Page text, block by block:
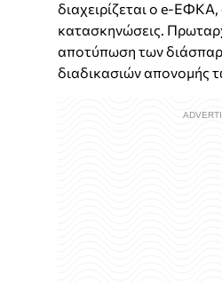
διαχειρίζεται ο e-ΕΦΚΑ,
κατασκηνώσεις.
αποτύπωση των
διαδικασιών απονομής